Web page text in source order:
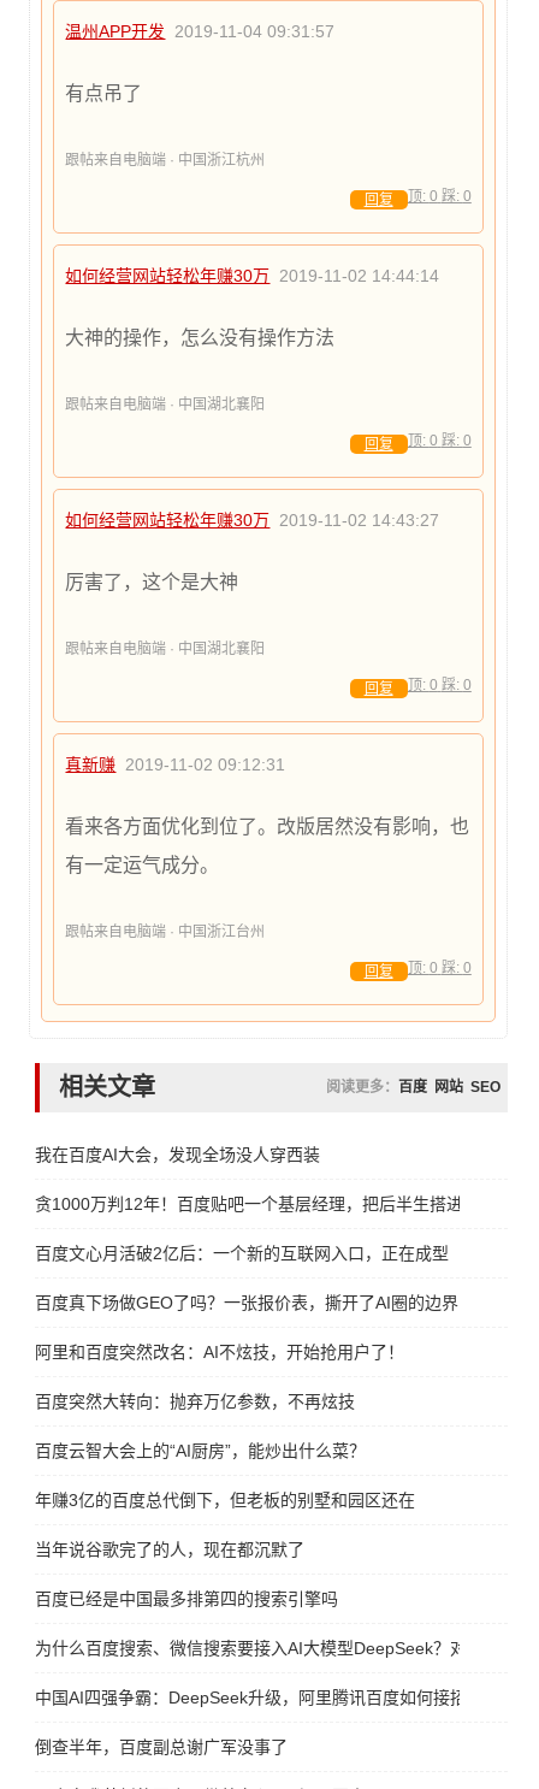
温州APP开发 2019-11-04 09:31:57
有点吊了
跟帖来自电脑端 · 中国浙江杭州
顶: 0 踩: 0
回复
如何经营网站轻松年赚30万 2019-11-02 14:44:14
大神的操作，怎么没有操作方法
跟帖来自电脑端 · 中国湖北襄阳
顶: 0 踩: 0
回复
如何经营网站轻松年赚30万 2019-11-02 14:43:27
厉害了，这个是大神
跟帖来自电脑端 · 中国湖北襄阳
顶: 0 踩: 0
回复
真新赚 2019-11-02 09:12:31
看来各方面优化到位了。改版居然没有影响，也
有一定运气成分。
跟帖来自电脑端 · 中国浙江台州
顶: 0 踩: 0
回复
相关文章 阅读更多： 百度 网站 SEO
我在百度AI大会，发现全场没人穿西装
贪1000万判12年！百度贴吧一个基层经理，把后半生搭进去了
百度文心月活破2亿后：一个新的互联网入口，正在成型
百度真下场做GEO了吗？一张报价表，撕开了AI圈的边界
阿里和百度突然改名：AI不炫技，开始抢用户了！
百度突然大转向：抛弃万亿参数，不再炫技
百度云智大会上的“AI厨房”，能炒出什么菜？
年赚3亿的百度总代倒下，但老板的别墅和园区还在
当年说谷歌完了的人，现在都沉默了
百度已经是中国最多排第四的搜索引擎吗
为什么百度搜索、微信搜索要接入AI大模型DeepSeek？对谁更有好
中国AI四强争霸：DeepSeek升级，阿里腾讯百度如何接招？
倒查半年，百度副总谢广军没事了